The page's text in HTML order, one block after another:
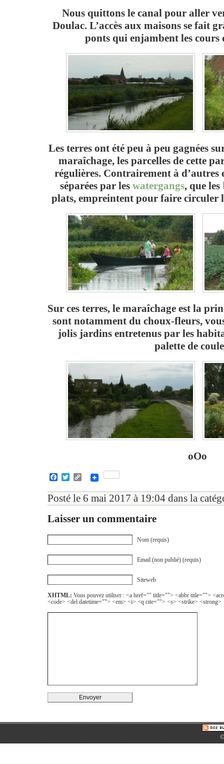
Nous quittons le canal pour aller
Doulac. L’accès aux maisons se fait
ponts qui enjambent les cours
Les terres ont été peu à peu gagnées
maraîchage, les parcelles de cette
régulières. Contrairement à d’autres
séparées par les watergangs, que les
plats, empreintent pour faire circuler
Sur ces terres, le maraîchage est la
sont notamment du choux-fleurs,
jolis jardins entretenus par les
palette de
oOo
Facebook
TwitterCopy
Posté le 6 mai 2017 à 19:04 dans la
Laisser un commentaire
Nom (requis)
Email (non publié) (requis)
Siteweb
XHTML: Vous pouvez utiliser : <a href="" title=""> <abbr title="">
<code> <del datetime=""> <em> <i> <q cite=""> <s> <strike> <strong>